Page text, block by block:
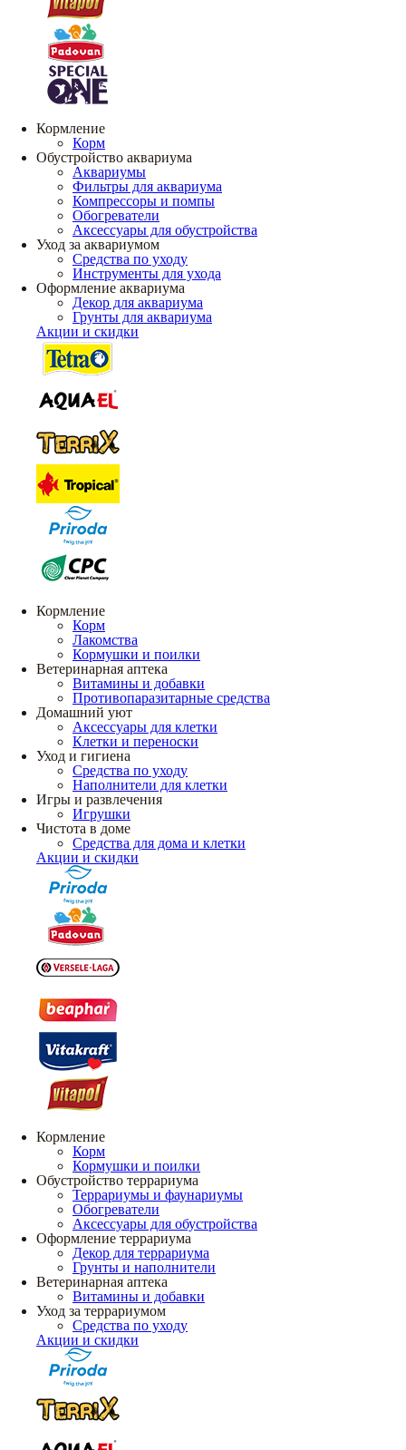
Кормление
Корм
Обустройство аквариума
Аквариумы
Фильтры для аквариума
Компрессоры и помпы
Обогреватели
Аксессуары для обустройства
Уход за аквариумом
Средства по уходу
Инструменты для ухода
Оформление аквариума
Декор для аквариума
Грунты для аквариума
Акции и скидки
Кормление
Корм
Лакомства
Кормушки и поилки
Ветеринарная аптека
Витамины и добавки
Противопаразитарные средства
Домашний уют
Аксессуары для клетки
Клетки и переноски
Уход и гигиена
Средства по уходу
Наполнители для клетки
Игры и развлечения
Игрушки
Чистота в доме
Средства для дома и клетки
Акции и скидки
Кормление
Корм
Кормушки и поилки
Обустройство террариума
Террариумы и фаунариумы
Обогреватели
Аксессуары для обустройства
Оформление террариума
Декор для террариума
Грунты и наполнители
Ветеринарная аптека
Витамины и добавки
Уход за террариумом
Средства по уходу
Акции и скидки